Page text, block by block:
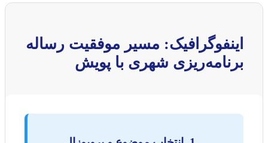
اینفوگرافیک: مسیر موفقیت رساله
برنامه‌ریزی شهری با پویش